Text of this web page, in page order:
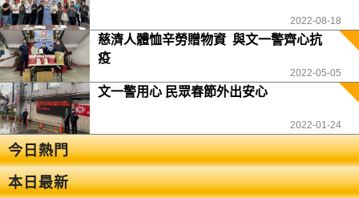
2022-08-18
慈濟人體恤辛勞贈物資 與文一警齊心抗
疫
2022-05-05
文一警用心 民眾春節外出安心
2022-01-24
今日熱門
本日最新